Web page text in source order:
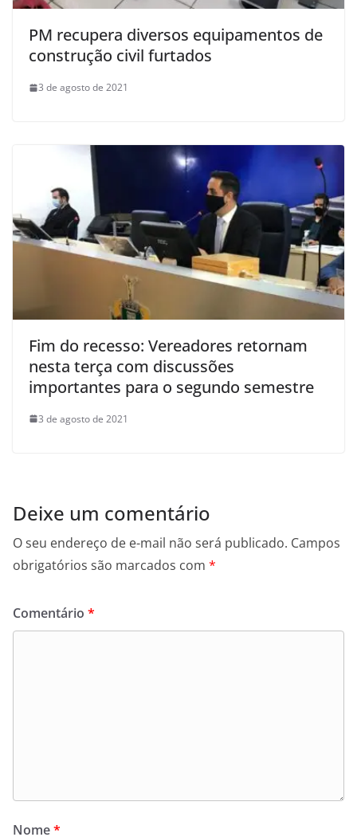
PM recupera diversos equipamentos de
construção civil furtados
3 de agosto de 2021
Fim do recesso: Vereadores retornam
nesta terça com discussões
importantes para o segundo semestre
3 de agosto de 2021
Deixe um comentário
O seu endereço de e-mail não será publicado. Campos
obrigatórios são marcados com *
Comentário *
Nome*